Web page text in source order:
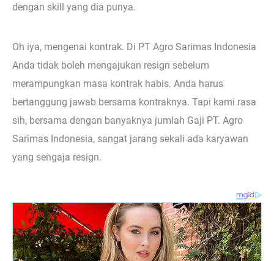
dengan skill yang dia punya.
Oh iya, mengenai kontrak. Di PT Agro Sarimas Indonesia
Anda tidak boleh mengajukan resign sebelum
merampungkan masa kontrak habis. Anda harus
bertanggung jawab bersama kontraknya. Tapi kami rasa
sih, bersama dengan banyaknya jumlah Gaji PT. Agro
Sarimas Indonesia, sangat jarang sekali ada karyawan
yang sengaja resign.